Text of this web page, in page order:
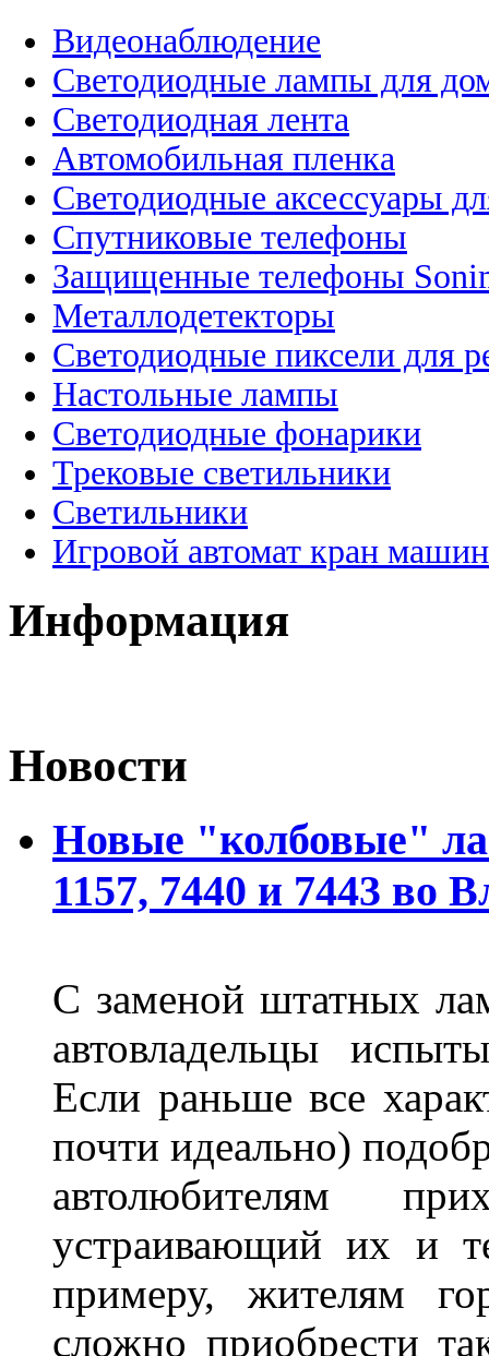
Видеонаблюдение
Светодиодные лампы для
Светодиодная лента
Автомобильная пленка
Светодиодные аксессуары
Спутниковые телефоны
Защищенные телефоны
Металлодетекторы
Светодиодные пиксели для
Настольные лампы
Светодиодные фонарики
Трековые светильники
Светильники
Игровой автомат кран
Информация
Новости
Новые "колбовые"
1157, 7440 и 7443 во
С заменой штатных
автовладельцы
Если раньше все
почти идеально)
автолюбителям
устраивающий их и
примеру, жителям
сложно приобрести